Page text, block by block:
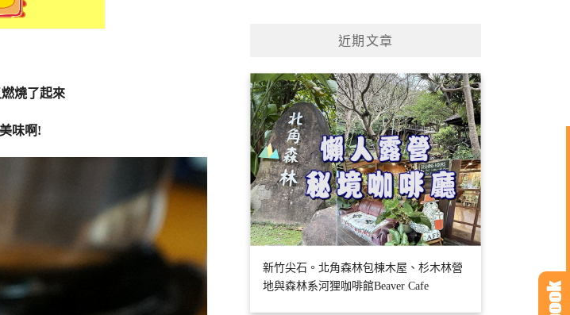
燒了起來
味啊!
近期文章
新竹尖石。北角森林包棟木屋、杉木林營
地與森林系河狸咖啡館Beaver Cafe